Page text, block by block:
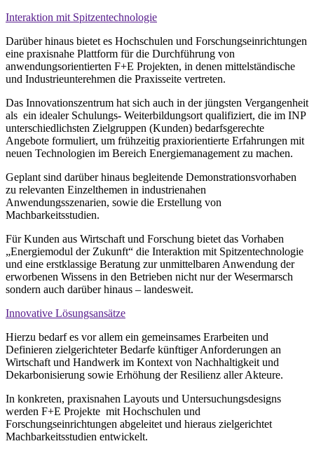
Interaktion mit Spitzentechnologie
Darüber hinaus bietet es Hochschulen und Forschungseinrichtungen
eine praxisnahe Plattform für die Durchführung von
anwendungsorientierten F+E Projekten, in denen mittelständische
und Industrieunterehmen die Praxisseite vertreten.
Das Innovationszentrum hat sich auch in der jüngsten Vergangenheit
als ein idealer Schulungs- Weiterbildungsort qualifiziert, die im INP
unterschiedlichsten Zielgruppen (Kunden) bedarfsgerechte
Angebote formuliert, um frühzeitig praxiorientierte Erfahrungen mit
neuen Technologien im Bereich Energiemanagement zu machen.
Geplant sind darüber hinaus begleitende Demonstrationsvorhaben
zu relevanten Einzelthemen in industrienahen
Anwendungsszenarien, sowie die Erstellung von
Machbarkeitsstudien.
Für Kunden aus Wirtschaft und Forschung bietet das Vorhaben
„Energiemodul der Zukunft“ die Interaktion mit Spitzentechnologie
und eine erstklassige Beratung zur unmittelbaren Anwendung der
erworbenen Wissens in den Betrieben nicht nur der Wesermarsch
sondern auch darüber hinaus – landesweit.
Innovative Lösungsansätze
Hierzu bedarf es vor allem ein gemeinsames Erarbeiten und
Definieren zielgerichteter Bedarfe künftiger Anforderungen an
Wirtschaft und Handwerk im Kontext von Nachhaltigkeit und
Dekarbonisierung sowie Erhöhung der Resilienz aller Akteure.
In konkreten, praxisnahen Layouts und Untersuchungsdesigns
werden F+E Projekte mit Hochschulen und
Forschungseinrichtungen abgeleitet und hieraus zielgerichtet
Machbarkeitsstudien entwickelt.